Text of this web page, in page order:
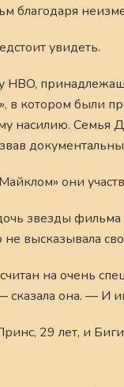
благодаря
увидеть.
HBO,
в котором были
насилию. Семья
они
звезды фильма
не высказывала
на очень
сказала она. — И
29 лет, и